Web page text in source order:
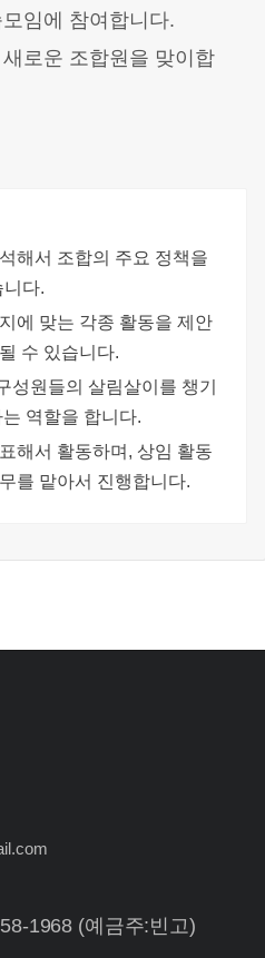
임에 참여합니다.
로운 조합원을 맞이합
해서 조합의 주요 정책을
다.
에 맞는 각종 활동을 제안
수 있습니다.
성원들의 살림살이를 챙기
역할을 합니다.
해서 활동하며, 상임 활동
를 맡아서 진행합니다.
1968 (예금주:빈고)